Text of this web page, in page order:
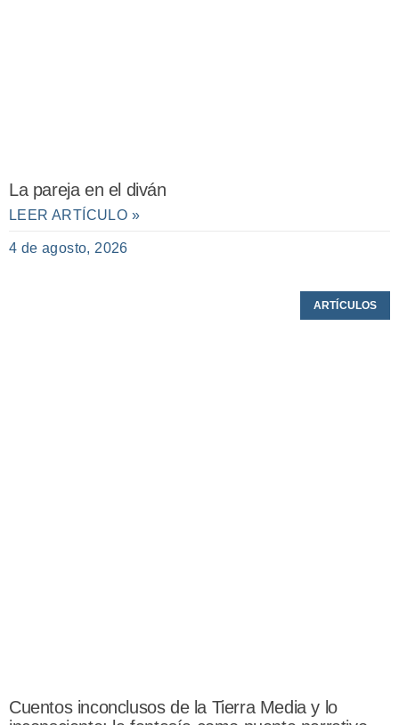
La pareja en el diván
LEER ARTÍCULO »
4 de agosto, 2026
ARTÍCULOS
Cuentos inconclusos de la Tierra Media y lo